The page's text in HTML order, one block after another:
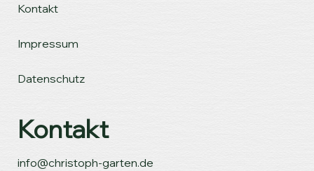
Kontakt
info@christoph-garten.de
Kontakt
Impressum
Datenschutz